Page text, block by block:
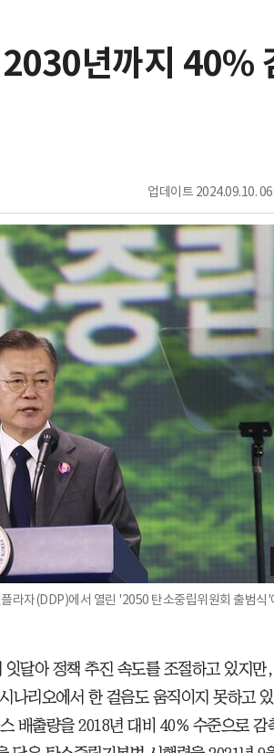
년까지 40%
업데이트 2024.09.10.
라자(DDP)에서 열린 '2050 탄소중립위원회 출범식'
달아 정책 추진 속도를 조절하고 있지만
나리오에서 한 걸음도 움직이지 못하고
배출량을 2018년 대비 40% 수준으로 감